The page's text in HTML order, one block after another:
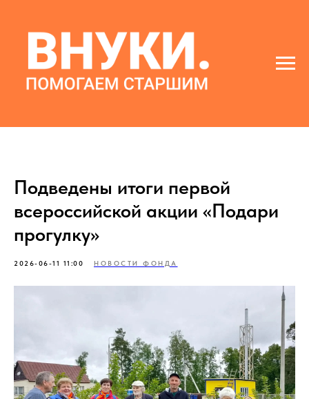
Подведены итоги первой
всероссийской акции «Подари
прогулку»
2026-06-11 11:00 НОВОСТИ ФОНДА